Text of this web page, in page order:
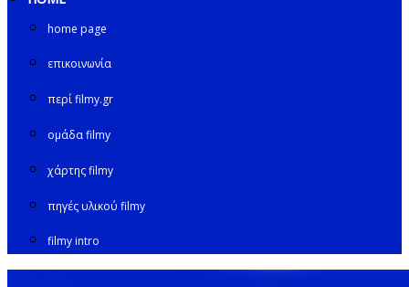
home page
επικοινωνία
περί filmy.gr
ομάδα filmy
χάρτης filmy
πηγές υλικού filmy
filmy intro